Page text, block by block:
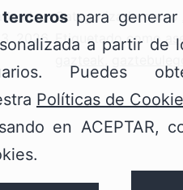
para
el
3, 2026
Categorizado como
Etiquetado como
para generar
a partir de
Puedes
Políticas de
en ACEPTAR,